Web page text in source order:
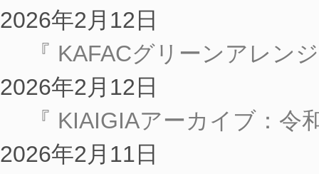
2026年2月12日
『 KAFACグリーンアレン
2026年2月12日
『 KIAIGIAアーカイブ：
2026年2月11日